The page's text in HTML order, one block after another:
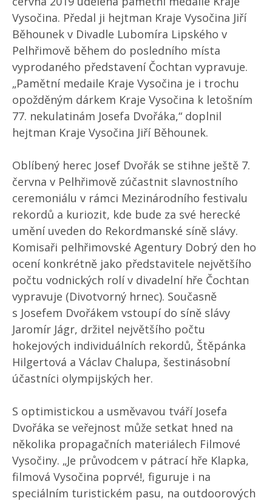
Vysočina. Předal ji hejtman Kraje Vysočina Jiří
Běhounek v Divadle Lubomíra Lipského v
Pelhřimově během do posledního místa
vyprodaného představení Čochtan vypravuje.
„Pamětní medaile Kraje Vysočina je i trochu
opožděným dárkem Kraje Vysočina k letošním
77. nekulatinám Josefa Dvořáka,“ doplnil
hejtman Kraje Vysočina Jiří Běhounek.
Oblíbený herec Josef Dvořák se stihne ještě 7.
června v Pelhřimově zúčastnit slavnostního
ceremoniálu v rámci Mezinárodního festivalu
rekordů a kuriozit, kde bude za své herecké
umění uveden do Rekordmanské síně slávy.
Komisaři pelhřimovské Agentury Dobrý den ho
ocení konkrétně jako představitele největšího
počtu vodnických rolí v divadelní hře Čochtan
vypravuje (Divotvorný hrnec). Současně
s Josefem Dvořákem vstoupí do síně slávy
Jaromír Jágr, držitel největšího počtu
hokejových individuálních rekordů, Štěpánka
Hilgertová a Václav Chalupa, šestinásobní
účastníci olympijských her.
S optimistickou a usměvavou tváří Josefa
Dvořáka se veřejnost může setkat hned na
několika propagačních materiálech Filmové
Vysočiny. „Je průvodcem v pátrací hře Klapka,
filmová Vysočina poprvé!, figuruje i na
speciálním turistickém pasu, na outdoorových